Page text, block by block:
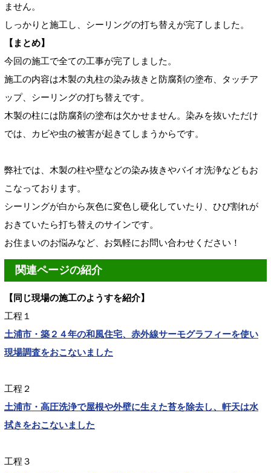
ません。
しっかりと施工し、シーリングの打ち替えが完了しました。
【まとめ】
今回の施工で全ての工事が完了しました。
施工の内容は木製の丸柱の染み抜きと防腐剤の塗布、タッチア
ップ、シーリングの打ち替えです。
木製の柱には防腐剤の塗布は欠かせません。染みを抜いただけ
では、カビや虫の被害が起きてしまうからです。
弊社では、木製の柱や壁などの染み抜きやバイオ洗浄などもお
こなっております。
シーリングが白から灰色に変色し硬化していたり、ひび割れが
おきていたら打ち替えのサインです。
お住まいのお悩みなど、お気軽にお問い合わせください！
関連ページの紹介
【同じ現場の施工のようすを紹介】
工程１
土浦市・築２４年の和風住宅、赤外線サーモグラフィーを使い
現場調査をおこないました
工程２
土浦市・高圧洗浄で屋根や外壁に生えた苔を除去し、軒天は水
拭きをおこないました
工程３